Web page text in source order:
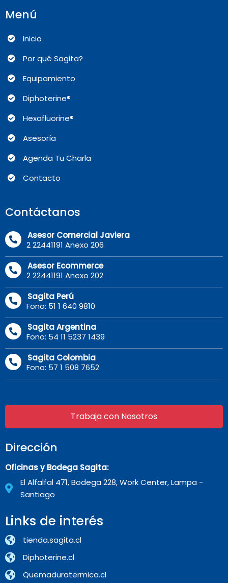
Menú
Inicio
Por qué Sagita?
Equipamiento
Diphoterine®
Hexafluorine®
Asesoría
Agenda Tu Charla
Contacto
Contáctanos
Asesor Comercial Javiera
2 22441191 Anexo 206
Asesor Ecommerce
2 22441191 Anexo 202
Sagita Perú
Fono: 51 1 640 9810
Sagita Argentina
Fono: 54 11 5237 1439
Sagita Colombia
Fono: 57 1 508 7652
Trabaja con Nosotros
Dirección
Oficinas y Bodega Sagita:
El Alfalfal 471, Bodega 228, Work Center, Lampa -
Santiago
Links de interés
tienda.sagita.cl
Diphoterine.cl
Quemaduratermica.cl